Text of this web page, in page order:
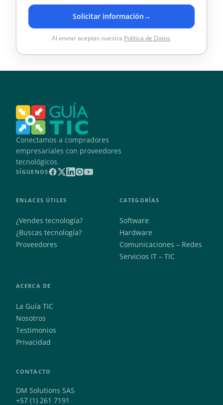
Solicitar información→
Al enviar aceptas nuestra Política de Datos.
Conectamos a compradores
empresariales con proveedores
tecnológicos.
SÍGUENOS
ENLACES ÚTILES
¿Vendes tecnología?
¿Buscas tecnología?
Proveedores
CATEGORÍAS
Software
Hardware
Comunicaciones – Redes
Servicios IT – TIC
ACERCA DE
La Guía TIC
Nosotros
Testimonios
Privacidad
CONTACTO
DM Solutions SAS
+57 (1) 261 7191